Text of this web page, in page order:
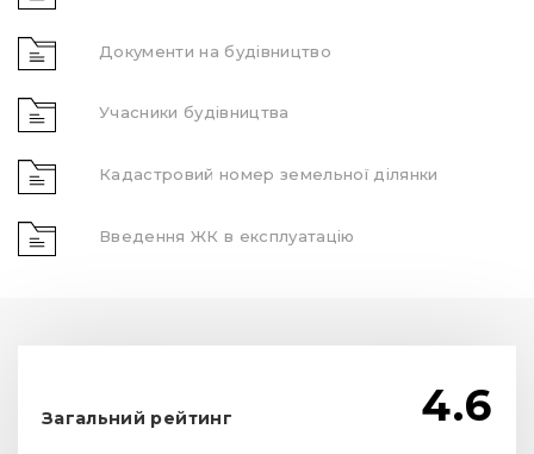
Документи на будівництво
Учасники будівництва
Кадастровий номер земельної ділянки
Введення ЖК в експлуатацію
Загальний рейтинг 4.6